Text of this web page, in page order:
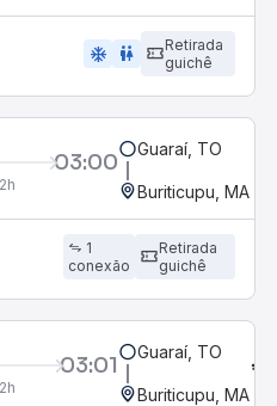
ac_unit wc
Retirada
guichê
03:00 Guaraí, TO
Buriticupu, MA
1
conexão
Retirada
guichê
03:01 Guaraí, TO
Buriticupu, MA